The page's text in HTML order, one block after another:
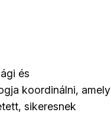
és
koordinálni, amely
sikeresnek